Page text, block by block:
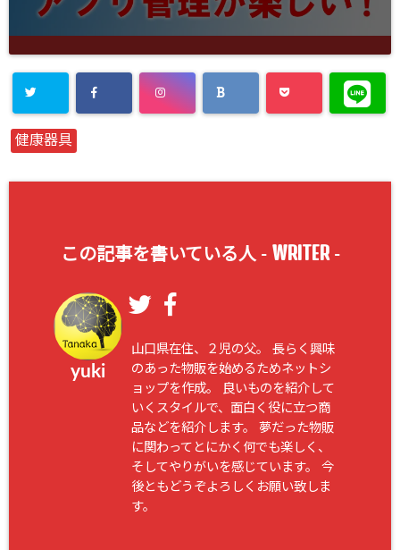
健康器具
この記事を書いている人 - WRITER-
yuki
山口県在住、２児の父。 長らく興味
のあった物販を始めるためネットシ
ョップを作成。 良いものを紹介して
いくスタイルで、面白く役に立つ商
品などを紹介します。 夢だった物販
に関わってとにかく何でも楽しく、
そしてやりがいを感じています。 今
後ともどうぞよろしくお願い致しま
す。